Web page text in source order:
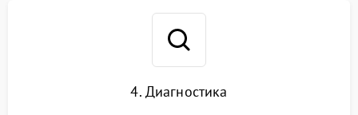
4. Диагностика